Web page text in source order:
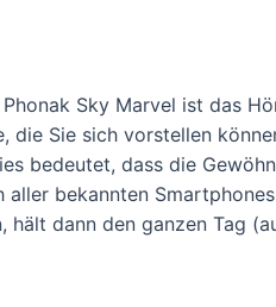
Phonak Sky Marvel ist das
die Sie sich vorstellen
bedeutet, dass die
aller bekannten
hält dann den ganzen Tag